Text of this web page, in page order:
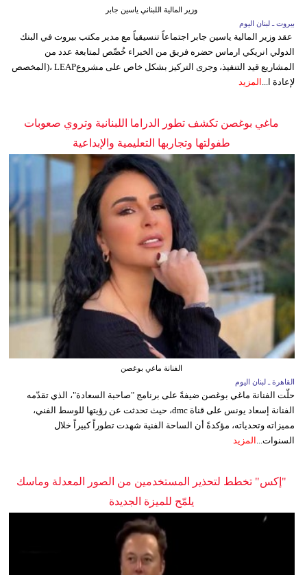
وزير المالية اللبناني ياسين جابر
بيروت ـ لبنان اليوم
عقد وزير المالية ياسين جابر اجتماعاً تنسيقياً مع مدير مكتب بيروت في البنك
الدولي انريكي ارماس حضره فريق من الخبراء خُصِّص لمتابعة عدد من
المشاريع قيد التنفيذ، وجرى التركيز بشكل خاص على مشروعLEAP ،(المخصص
لإعادة ا... المزيد
ماغي بوغصن تكشف تطور الدراما اللبنانية وتروي صعوبات
طفولتها وتجاربها التعليمية والإبداعية
الفنانة ماغي بوغصن
القاهرة ـ لبنان اليوم
حلّت الفنانة ماغي بوغصن ضيفةً على برنامج "صاحبة السعادة"، الذي تقدّمه
الفنانة إسعاد يونس على قناة dmc، حيث تحدثت عن رؤيتها للوسط الفني،
مميزاته وتحدياته، مؤكدةً أن الساحة الفنية شهدت تطوراً كبيراً خلال
السنوات...
المزيد
"إكس" تخطط لتحذير المستخدمين من الصور المعدلة وماسك
يلمّح للميزة الجديدة